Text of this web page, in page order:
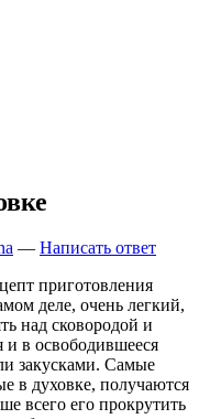
— Написать ответ
приготовления
деле, очень легкий,
над сковородой и
и в освободившееся
закусками. Самые
в духовке, получаются
всего его прокрутить